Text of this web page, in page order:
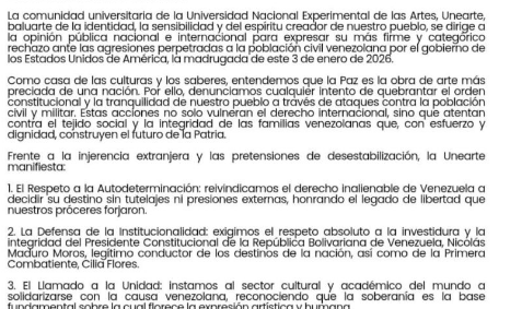
Últimas Noticias